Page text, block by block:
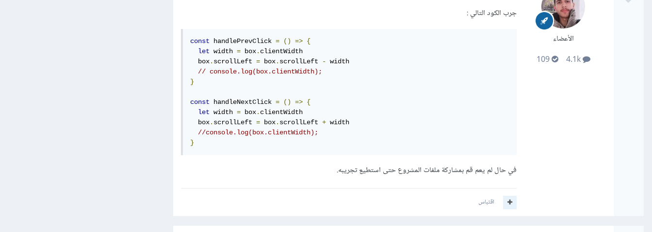
الأعضاء
4.1k
109
جرب الكود التالي:
const handlePrevClick = () => {
let width = box. clientWidth
  box
. scrollLeft = box. scrollLeft - width
// console.log(box.clientWidth);
}
const handleNextClick = () => {
let width = box. clientWidth
  box
. scrollLeft = box. scrollLeft + width
//console.log(box.clientWidth);
}
في حال لم يعم قم بمشاركة ملفات المشروع حتى استطيع تجريبه.
اقتباس